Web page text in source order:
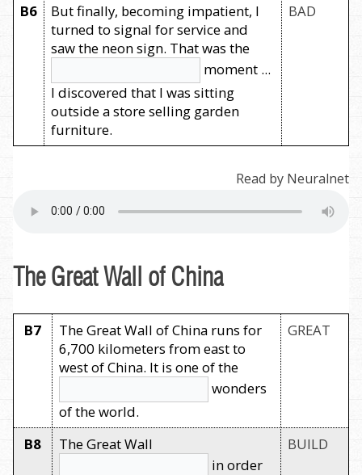
B6
But finally, becoming impatient, I
turned to signal for service and
saw the neon sign. That was the
moment ...
I discovered that I was sitting
outside a store selling garden
furniture.
BAD
Read by Neuralnet
The Great Wall of China
B7
The Great Wall of China runs for
6,700 kilometers from east to
west of China. It is one of the
wonders
of the world.
GREAT
B8
The Great Wall
in order
BUILD